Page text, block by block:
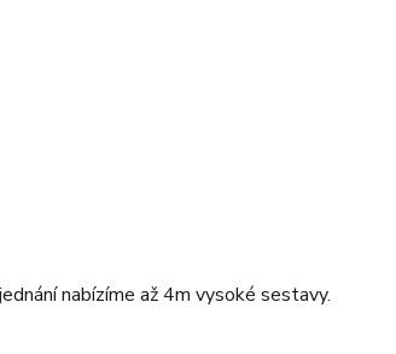
nabízíme až 4m vysoké sestavy.